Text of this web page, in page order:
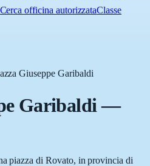
Cerca officina autorizzataClasse
Giuseppe Garibaldi
Garibaldi—
piazza di Rovato, in provincia di